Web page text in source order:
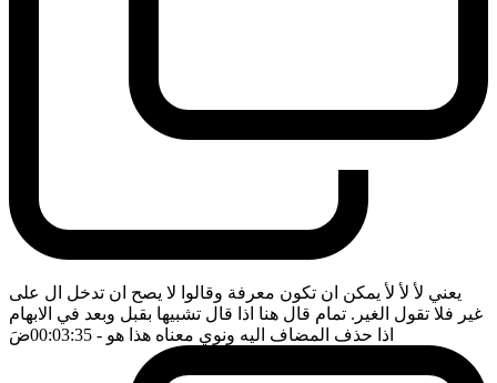
يعني لأ لأ لأ يمكن ان تكون معرفة وقالوا لا يصح ان تدخل ال على
غير فلا تقول الغير. تمام قال هنا اذا قال تشبيها بقبل وبعد في الابهام
اذا حذف المضاف اليه ونوي معناه هذا هو - 00:03:35 ضَ